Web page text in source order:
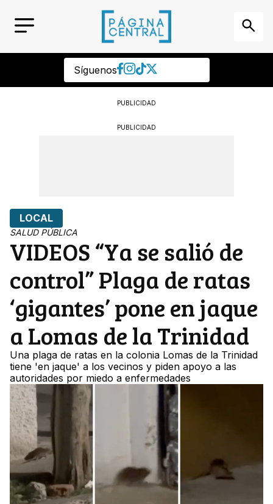
Síguenos
PUBLICIDAD
PUBLICIDAD
LOCAL
SALUD PÚBLICA
VIDEOS “Ya se salió de
control” Plaga de ratas
‘gigantes’ pone en jaque
a Lomas de la Trinidad
Una plaga de ratas en la colonia Lomas de la Trinidad
tiene 'en jaque' a los vecinos y piden apoyo a las
autoridades por miedo a enfermedades